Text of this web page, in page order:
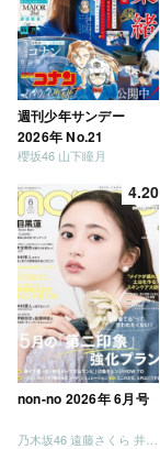
週刊少年サンデー
2026年 No.21
櫻坂46 山下瞳月
4.20
non-no 2026年 6月号